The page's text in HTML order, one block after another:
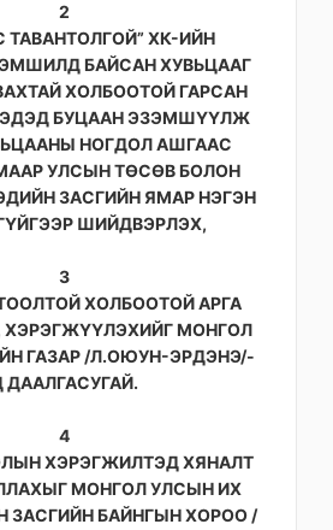
2
ТАВАНТОЛГОЙ” ХК-ИЙН
БАЙСАН ХУВЬЦААГ
ХОЛБООТОЙ ГАРСАН
БУЦААН ЭЗЭМШҮҮЛЖ
НОГДОЛ АШГААС
УЛСЫН ТӨСӨВ БОЛОН
ЗАСГИЙН ЯМАР НЭГЭН
ШИЙДВЭРЛЭХ,
3
ХОЛБООТОЙ АРГА
МОНГОЛ
ГАЗАР /Л.ОЮУН-ЭРДЭНЭ/-
ДААЛГАСУГАЙ.
4
ХЭРЭГЖИЛТЭД ХЯНАЛТ
МОНГОЛ УЛСЫН ИХ
ЗАСГИЙН БАЙНГЫН ХОРОО /